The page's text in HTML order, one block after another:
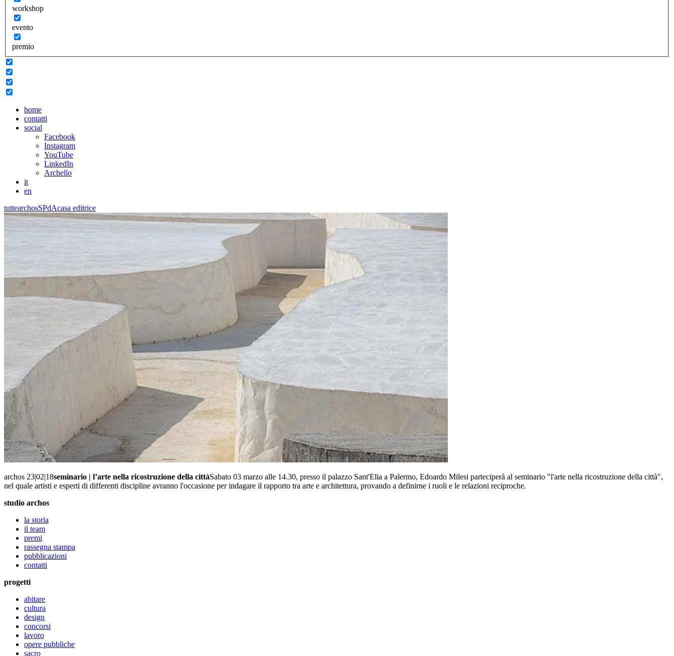
workshop
evento
premio
home
contatti
social
Facebook
Instagram
YouTube
LinkedIn
Archello
it
en
tuttearchosSPdAcasa editrice
archos 23|02|18seminario | l’arte nella ricostruzione della cittàSabato 03 marzo alle 14.30, presso il palazzo Sant'Elia a Palermo, Edoardo Milesi parteciperà al seminario "l'arte nella ricostruzione della città",
nel quale artisti e esperti di differenti discipline avranno l'occasione per indagare il rapporto tra arte e architettura, provando a definirne i ruoli e le relazioni reciproche.
studio archos
la storia
il team
premi
rassegna stampa
pubblicazioni
contatti
progetti
abitare
cultura
design
concorsi
lavoro
opere pubbliche
sacro